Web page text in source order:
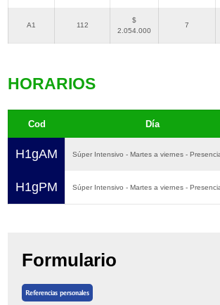
A1 112
$
2.054.000
7
HORARIOS
Cod Día
H1gAM Súper Intensivo - Martes a viernes -
H1gPM Súper Intensivo - Martes a viernes -
Formulario
Referencias personales